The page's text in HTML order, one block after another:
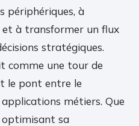
périphériques, à
et à transformer un flux
stratégiques.
comme une tour de
le pont entre le
métiers. Que
optimisant sa